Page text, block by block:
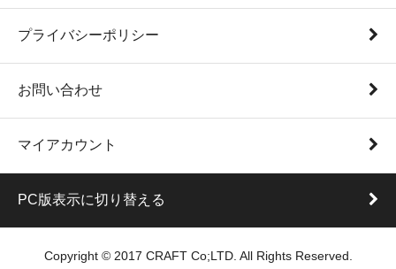
プライバシーポリシー
お問い合わせ
マイアカウント
PC版表示に切り替える
Copyright © 2017 CRAFT Co;LTD. All Rights Reserved.